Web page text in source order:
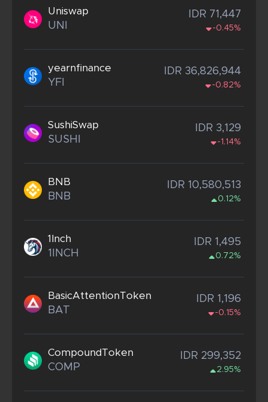
Uniswap
UNI
IDR 71,447
-0.45%
yearnfinance
YFI
IDR 36,826,944
-0.82%
SushiSwap
SUSHI
IDR 3,129
-1.14%
BNB
BNB
IDR 10,580,513
0.12%
1Inch
1INCH
IDR 1,495
0.72%
BasicAttentionToken
BAT
IDR 1,196
-0.15%
CompoundToken
COMP
IDR 299,352
2.95%